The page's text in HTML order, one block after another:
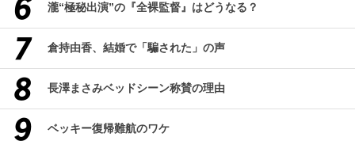
瀧“極秘出演”の『全裸監督』はどうなる？
倉持由香、結婚で「騙された」の声
長澤まさみベッドシーン称賛の理由
ベッキー復帰難航のワケ